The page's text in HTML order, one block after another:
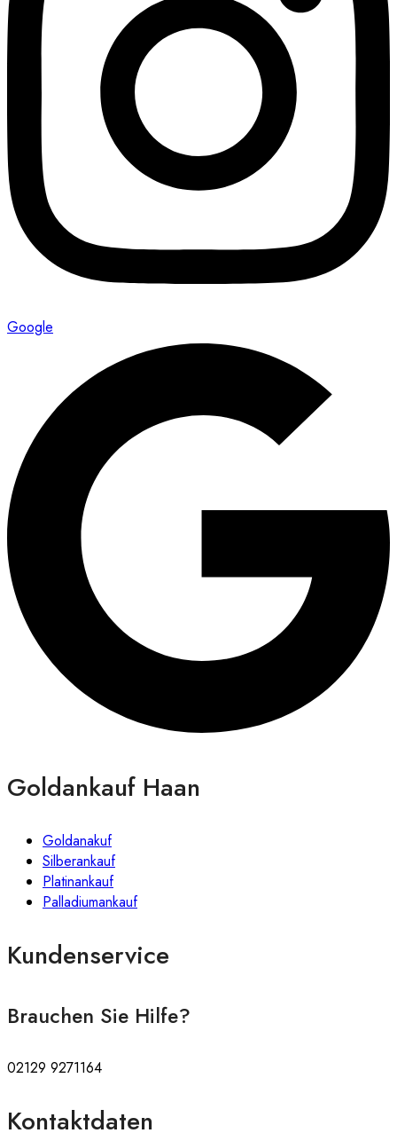
Google
Goldankauf Haan
Goldanakuf
Silberankauf
Platinankauf
Palladiumankauf
Kundenservice
Brauchen Sie Hilfe?
02129 9271164
Kontaktdaten